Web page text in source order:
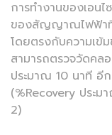
การทำงานของเอน
ของสัญญาณไฟฟ้าที่
โดยตรงกับความเข้
สามารถตรวจวัดคล
ประมาณ 10 นาที อี
(%Recovery ประ
2)